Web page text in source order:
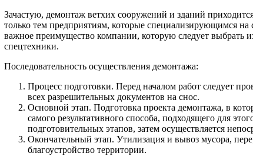
Зачастую, демонтаж ветхих сооружений и зданий
только тем предприятиям, которые специализирующимся
важное преимущество компании, которую следует
спецтехники.
Последовательность осуществления демонтажа:
Процесс подготовки. Перед началом работ следует
всех разрешительных документов на снос.
Основной этап. Подготовка проекта демонтажа, в
самого результативного способа, подходящего для
подготовительных этапов, затем осуществляется
Окончательный этап. Утилизация и вывоз мусора,
благоустройство территории.